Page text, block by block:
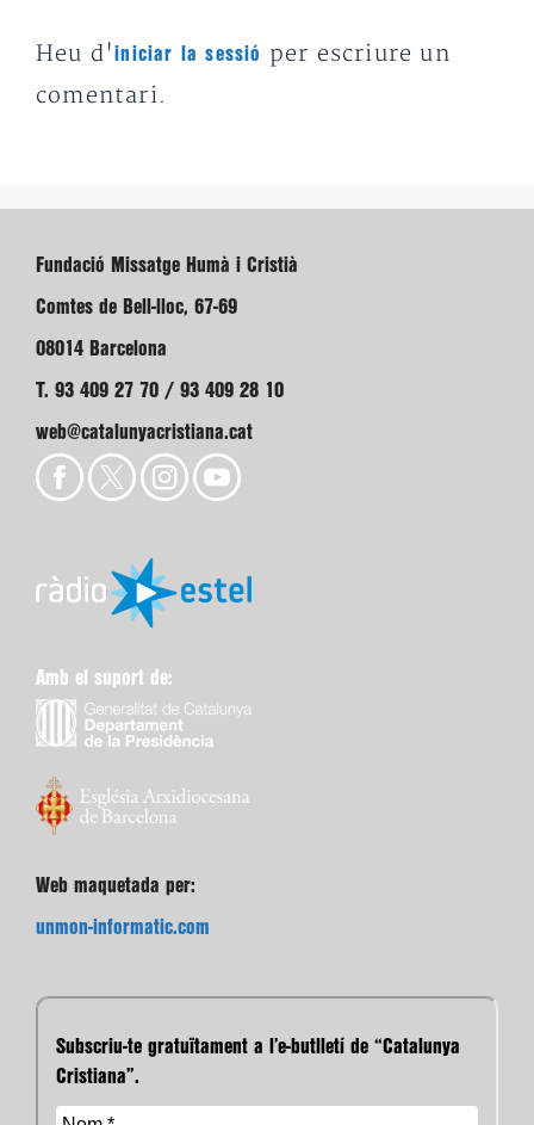
Heu d'iniciar la sessió
per escriure un
comentari.
Fundació Missatge Humà i Cristià
Comtes de Bell-lloc, 67-69
08014 Barcelona
T. 93 409 27 70 / 93 409 28 10
web@catalunyacristiana.cat
Amb el suport de:
Web maquetada per:
unmon-informatic.com
Subscriu-te gratuïtament a l’e-butlletí de “Catalunya
Cristiana”.